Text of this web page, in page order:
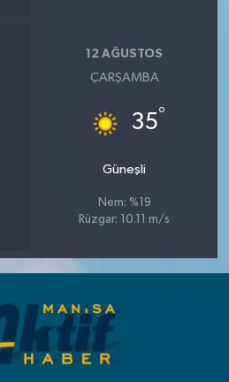
12 AĞUSTOS
ÇARŞAMBA
35°
Güneşli
Nem: %19
Rüzgar: 10.11 m/s